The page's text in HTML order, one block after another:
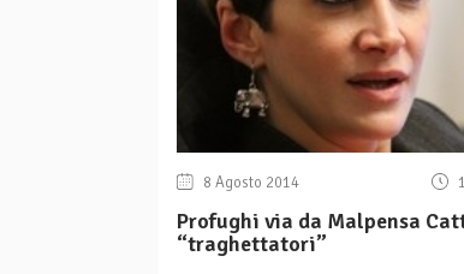
8 Agosto 2014
Profughi via da Malpensa
“traghettatori”